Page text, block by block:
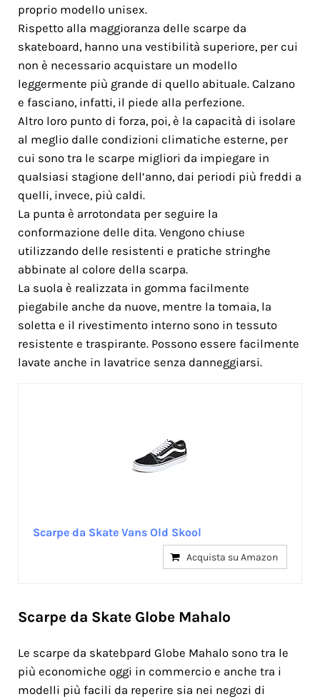
proprio modello unisex.
Rispetto alla maggioranza delle scarpe da
skateboard, hanno una vestibilità superiore, per cui
non è necessario acquistare un modello
leggermente più grande di quello abituale. Calzano
e fasciano, infatti, il piede alla perfezione.
Altro loro punto di forza, poi, è la capacità di isolare
al meglio dalle condizioni climatiche esterne, per
cui sono tra le scarpe migliori da impiegare in
qualsiasi stagione dell’anno, dai periodi più freddi a
quelli, invece, più caldi.
La punta è arrotondata per seguire la
conformazione delle dita. Vengono chiuse
utilizzando delle resistenti e pratiche stringhe
abbinate al colore della scarpa.
La suola è realizzata in gomma facilmente
piegabile anche da nuove, mentre la tomaia, la
soletta e il rivestimento interno sono in tessuto
resistente e traspirante. Possono essere facilmente
lavate anche in lavatrice senza danneggiarsi.
Scarpe da Skate Vans Old Skool
Acquista su Amazon
Scarpe da Skate Globe Mahalo
Le scarpe da skatebpard Globe Mahalo sono tra le
più economiche oggi in commercio e anche tra i
modelli più facili da reperire sia nei negozi di